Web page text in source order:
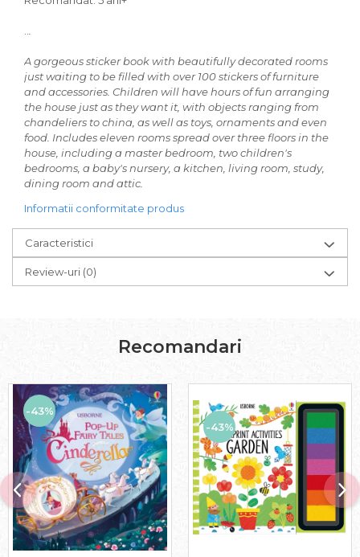
A gorgeous sticker book with beautifully decorated rooms
just waiting to be filled with over 100 stickers of furniture
and accessories. Children will have hours of fun arranging
the house just as they want it, with objects ranging from
chandeliers to china, as well as toys, ornaments and even
food. Includes eleven rooms spread over three floors in the
house, including a master bedroom, two children's
bedrooms, a baby's nursery, a kitchen, living room, study,
dining room and attic.
Informatii conformitate produs
Caracteristici
Review-uri (0)
Recomandari
-43%
-43%